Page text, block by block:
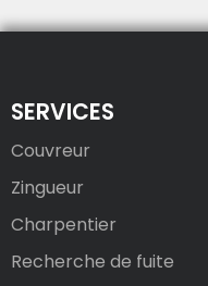
SERVICES
Couvreur
Zingueur
Charpentier
Recherche de fuite